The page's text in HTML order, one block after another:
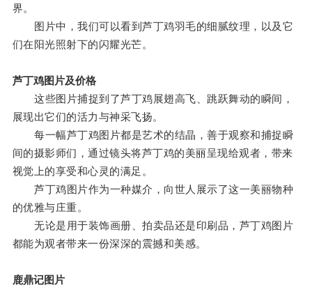
界。
图片中，我们可以看到芦丁鸡羽毛的细腻纹理，以及它
们在阳光照射下的闪耀光芒。
芦丁鸡图片及价格
这些图片捕捉到了芦丁鸡展翅高飞、跳跃舞动的瞬间，
展现出它们的活力与神采飞扬。
每一幅芦丁鸡图片都是艺术的结晶，善于观察和捕捉瞬
间的摄影师们，通过镜头将芦丁鸡的美丽呈现给观者，带来
视觉上的享受和心灵的满足。
芦丁鸡图片作为一种媒介，向世人展示了这一美丽物种
的优雅与庄重。
无论是用于装饰画册、拍卖品还是印刷品，芦丁鸡图片
都能为观者带来一份深深的震撼和美感。
鹿鼎记图片